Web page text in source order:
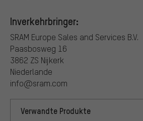
Inverkehrbringer:
SRAM Europe Sales and Services B.V.
Paasbosweg 16
3862 ZS Nijkerk
Niederlande
info@sram.com
Verwandte Produkte